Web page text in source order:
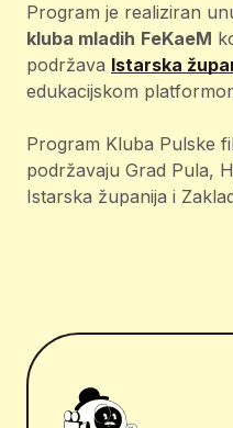
Program je realiziran
kluba mladih FeKaeM
podržava Istarska
edukacijskom
Program Kluba Pulske
podržavaju Grad Pula,
Istarska županija i